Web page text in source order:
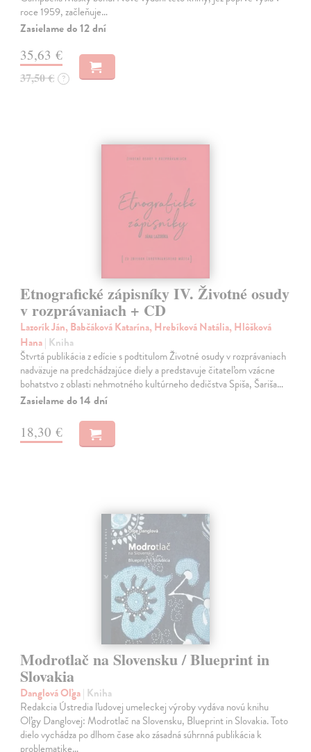
roce 1959, začleňuje…
Zasielame do 12 dní
35,63 €
37,50 € ?
Etnografické zápisníky IV. Životné osudy
v rozprávaniach + CD
Lazorík Ján, Babčáková Katarína, Hrebíková Natália, Hlôšková
Hana| Kniha
Štvrtá publikácia z edície s podtitulom Životné osudy v rozprávaniach
nadväzuje na predchádzajúce diely a predstavuje čitateľom vzácne
bohatstvo z oblasti nehmotného kultúrneho dedičstva Spiša, Šariša…
Zasielame do 14 dní
18,30 €
Modrotlač na Slovensku / Blueprint in
Slovakia
Danglová Oľga| Kniha
Redakcia Ústredia ľudovej umeleckej výroby vydáva novú knihu
Oľgy Danglovej: Modrotlač na Slovensku, Blueprint in Slovakia. Toto
dielo vychádza po dlhom čase ako zásadná súhrnná publikácia k
problematike…